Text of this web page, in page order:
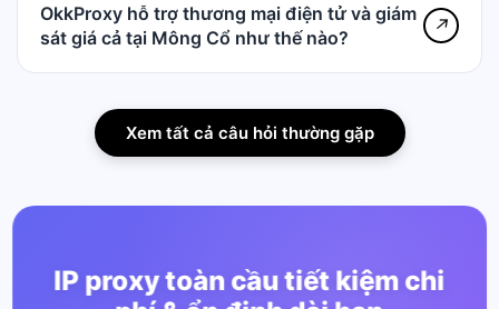
OkkProxy hỗ trợ thương mại điện tử và giám
sát giá cả tại Mông Cổ như thế nào?
↗
Xem tất cả câu hỏi thường gặp
IP proxy toàn cầu tiết kiệm chi